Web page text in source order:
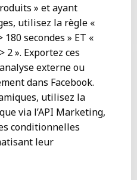
» et ayant
utilisez la règle «
secondes » ET «
2 ». Exportez ces
externe ou
dans Facebook.
utilisez la
via l’API Marketing,
conditionnelles
leur